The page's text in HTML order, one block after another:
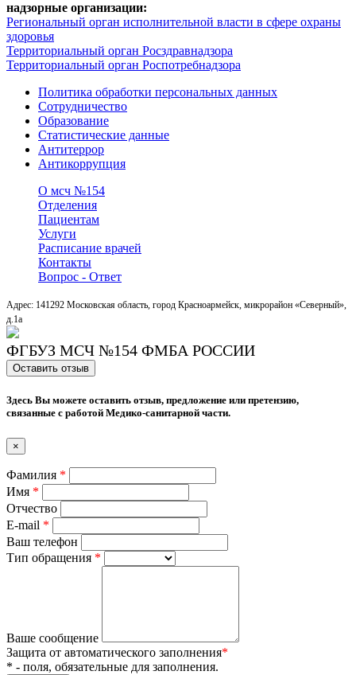
надзорные организации:
Региональный орган исполнительной власти в сфере охраны
здоровья
Территориальный орган Росздравнадзора
Территориальный орган Роспотребнадзора
Политика обработки персональных данных
Сотрудничество
Образование
Статистические данные
Антитеррор
Антикоррупция
О мсч №154
Отделения
Пациентам
Услуги
Расписание врачей
Контакты
Вопрос - Ответ
Адрес: 141292 Московская область, город Красноармейск, микрорайон «Северный»,
д.1a
ФГБУЗ МСЧ №154 ФМБА РОССИИ
Оставить отзыв
Здесь Вы можете оставить отзыв, предложение или претензию,
связанные с работой Медико-санитарной части.
×
Фамилия *
Имя *
Отчество
E-mail *
Ваш телефон
Тип обращения *
Ваше сообщение
Защита от автоматического заполнения*
* - поля, обязательные для заполнения.